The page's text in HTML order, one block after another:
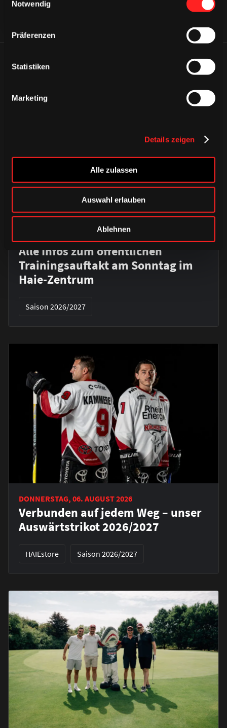
Notwendig
Präferenzen
Statistiken
Marketing
Details zeigen
Alle zulassen
Auswahl erlauben
Ablehnen
ÄHNLICHE NEWS
Alle Infos zum öffentlichen
Trainingsauftakt am Sonntag im
Haie-Zentrum
Saison 2026/2027
DONNERSTAG, 06. AUGUST 2026
Verbunden auf jedem Weg – unser
Auswärtstrikot 2026/2027
HAIEstore Saison 2026/2027